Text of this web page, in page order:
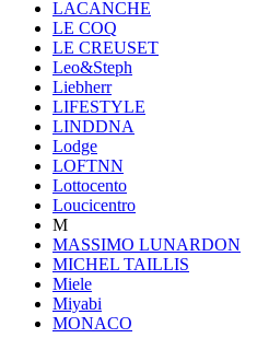
LACANCHE
LE COQ
LE CREUSET
Leo&Steph
Liebherr
LIFESTYLE
LINDDNA
Lodge
LOFTNN
Lottocento
Loucicentro
M
MASSIMO LUNARDON
MICHEL TAILLIS
Miele
Miyabi
MONACO